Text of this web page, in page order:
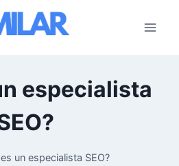
especialista
un especialista SEO?